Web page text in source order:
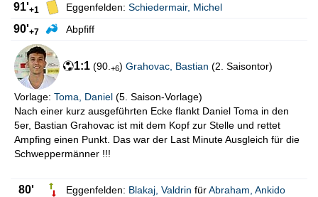
91'+1 Eggenfelden: Schiedermair, Michel
90'+7 Abpfiff
1:1 (90. +6) Grahovac Bastian (2. Saisontor)
Vorlage: Toma Daniel (5. Saison-Vorlage)
Nach einer kurz ausgeführten Ecke flankt Daniel Toma in den
5er, Bastian Grahovac ist mit dem Kopf zur Stelle und rettet
Ampfing einen Punkt. Das war der Last Minute Ausgleich für die
Schweppermänner !!!
80' Eggenfelden: Blakaj Valdrin fürAbraham Ankido